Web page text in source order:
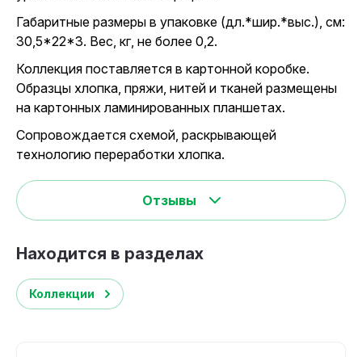
Габаритные размеры в упаковке (дл.*шир.*выс.), см:
30,5*22*3. Вес, кг, не более 0,2.
Коллекция поставляется в картонной коробке.
Образцы хлопка, пряжи, нитей и тканей размещены
на картонных ламинированных планшетах.
Сопровождается схемой, раскрывающей
технологию переработки хлопка.
Отзывы
Находится в разделах
Коллекции